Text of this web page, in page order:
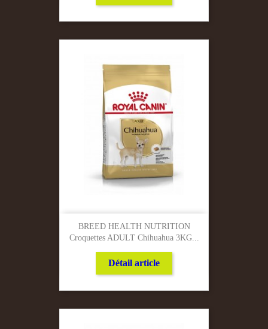
BREED HEALTH NUTRITION
Croquettes ADULT Chihuahua 3KG...
Détail article